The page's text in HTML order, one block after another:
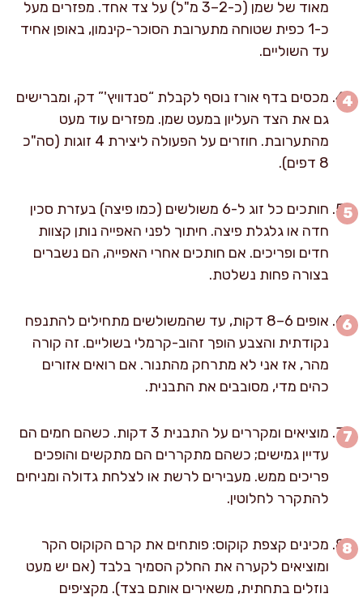
מאוד של שמן (כ-2–3 מ"ל) על צד אחד. מפזרים מעל
כ-1 כפית שטוחה מתערובת הסוכר-קינמון, באופן אחיד
עד השוליים.
מכסים בדף אורז נוסף לקבלת “סנדוויץ'” דק, ומברישים
גם את הצד העליון במעט שמן. מפזרים עוד מעט
מהתערובת. חוזרים על הפעולה ליצירת 4 זוגות (סה"כ
8 דפים).
חותכים כל זוג ל-6 משולשים (כמו פיצה) בעזרת סכין
חדה או גלגלת פיצה. חיתוך לפני האפייה נותן קצוות
חדים ופריכים. אם חותכים אחרי האפייה, הם נשברים
בצורה פחות נשלטת.
אופים 6–8 דקות, עד שהמשולשים מתחילים להתנפח
נקודתית והצבע הופך זהוב-קרמלי בשוליים. זה קורה
מהר, אז אני לא מתרחק מהתנור. אם רואים אזורים
כהים מדי, מסובבים את התבנית.
מוציאים ומקררים על התבנית 3 דקות. כשהם חמים הם
עדיין גמישים; כשהם מתקררים הם מתקשים והופכים
פריכים ממש. מעבירים לרשת או לצלחת גדולה ומניחים
להתקרר לחלוטין.
מכינים קצפת קוקוס: פותחים את קרם הקוקוס הקר
ומוציאים לקערה את החלק הסמיך בלבד (אם יש מעט
נוזלים בתחתית, משאירים אותם בצד). מקציפים